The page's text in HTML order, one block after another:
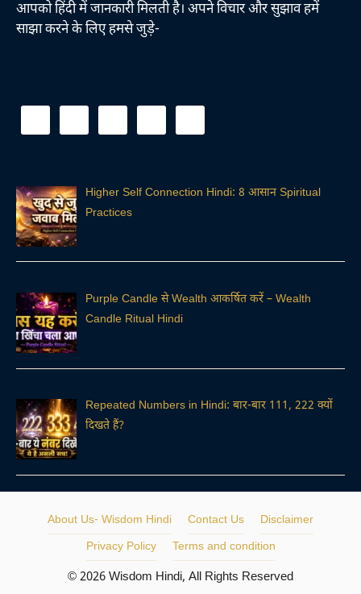
आपको हिंदी में जानकारी मिलती है। अपने विचार और सुझाव हमें
साझा करने के लिए हमसे जुड़े-
Higher Self Connection Hindi: 8 आसान Spiritual
Practices
Purple Candle से Wealth आकर्षित करें – Wealth
Candle Ritual Hindi
Repeated Numbers in Hindi: बार-बार 111, 222 क्यों
दिखते हैं?
About Us- Wisdom Hindi Contact Us
Disclaimer
Privacy Policy
Terms and condition
© 2026 Wisdom Hindi, All Rights Reserved